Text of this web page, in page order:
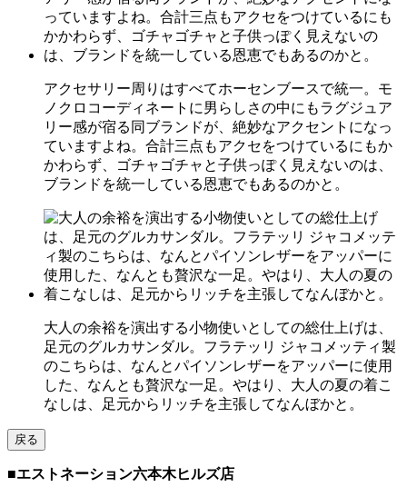
アクセサリー周りはすべてホーセンブースで統一。モ
ノクロコーディネートに男らしさの中にもラグジュア
リー感が宿る同ブランドが、絶妙なアクセントになっ
ていますよね。合計三点もアクセをつけているにもか
かわらず、ゴチャゴチャと子供っぽく見えないのは、
ブランドを統一している恩恵でもあるのかと。
大人の余裕を演出する小物使いとしての総仕上げは、
足元のグルカサンダル。フラテッリ ジャコメッティ製
のこちらは、なんとパイソンレザーをアッパーに使用
した、なんとも贅沢な一足。やはり、大人の夏の着こ
なしは、足元からリッチを主張してなんぼかと。
戻る
■エストネーション六本木ヒルズ店